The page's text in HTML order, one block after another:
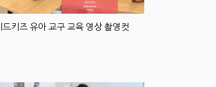
드키즈 유아 교구 교육 영상 촬영컷